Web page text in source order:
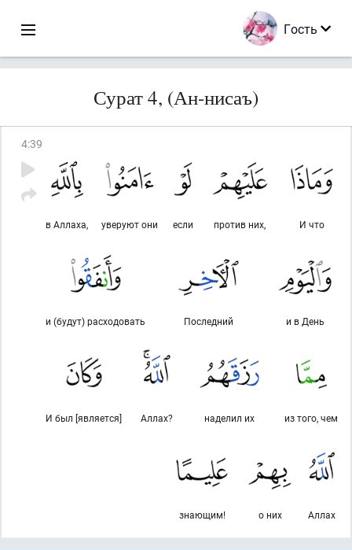
Гость
Сурат 4, (Ан-нисаъ)
4:39
И что
против них,
если
уверуют они
в Аллаха,
и в День
Последний
и (будут) расходовать
из того, чем
наделил их
Аллах?
И был [является]
Аллах
о них
знающим!